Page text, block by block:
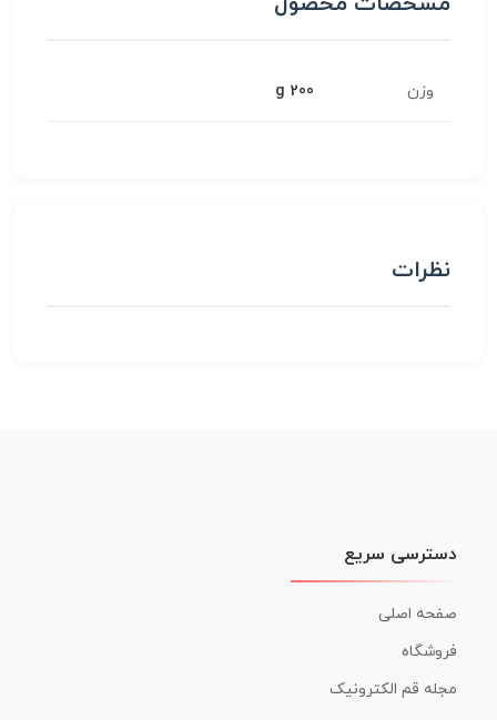
وزن 200 g
نظرات
دسترسی سریع
صفحه اصلی
فروشگاه
مجله قم الکترونیک